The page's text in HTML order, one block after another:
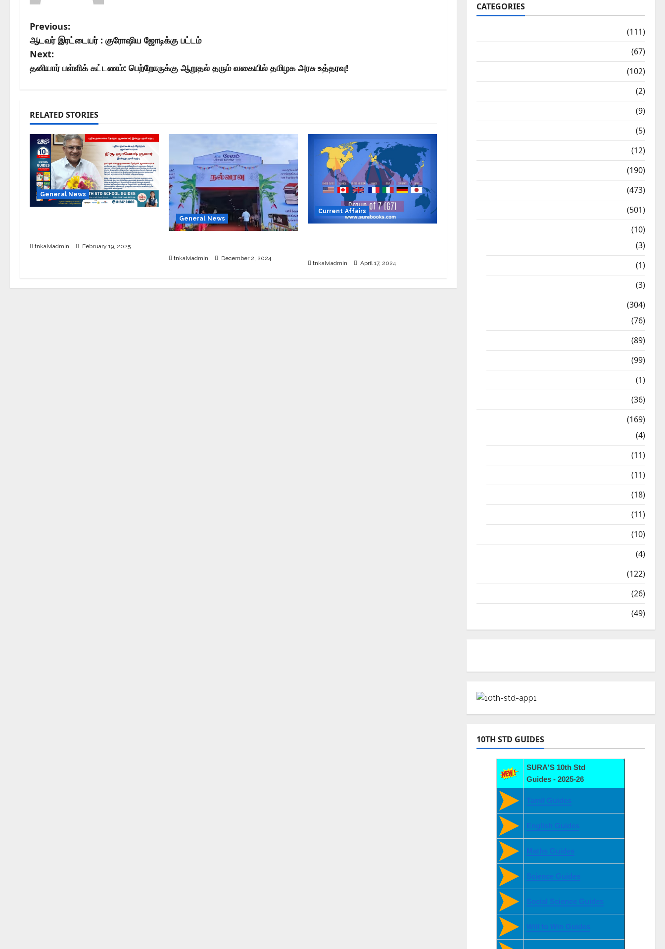
Previous:
ஆடவர் இரட்டையர் : குரோஷிய ஜோடிக்கு பட்டம்
Next:
தனியார் பள்ளிக் கட்டணம்: பெற்றோருக்கு ஆறுதல் தரும் வகையில் தமிழக அரசு உத்தரவு!
RELATED STORIES
General News
tnkalviadmin February 19, 2025
General News
tnkalviadmin December 2, 2024
Current Affairs
tnkalviadmin April 17, 2024
CATEGORIES
(111)
(67)
(102)
(2)
(9)
(5)
(12)
(190)
(473)
(501)
(10)
(3)
(1)
(3)
(304)
(76)
(89)
(99)
(1)
(36)
(169)
(4)
(11)
(11)
(18)
(11)
(10)
(4)
(122)
(26)
(49)
10TH STD GUIDES
SURA'S 10th Std
Guides - 2025-26
Tamil Guides
English Guides
Maths Guides
Science Guides
Social Science Guides
Will to Win Guides